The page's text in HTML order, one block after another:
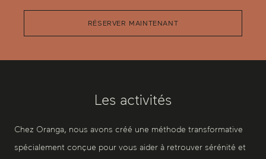
RÉSERVER MAINTENANT
Les activités
Chez Oranga, nous avons créé une méthode transformative
spécialement conçue pour vous aider à retrouver sérénité et